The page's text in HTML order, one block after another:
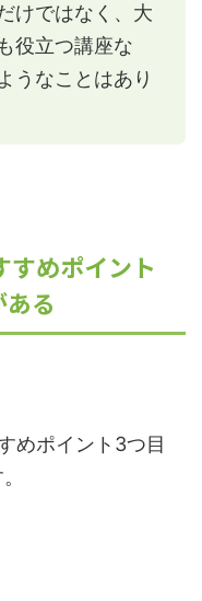
けではなく、大
役立つ講座な
うなことはあり
すめポイント
る
めポイント3つ目